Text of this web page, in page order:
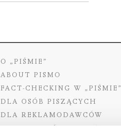
O „PIŚMIE”
ABOUT PISMO
FACT-CHECKING W „PIŚMIE”
DLA OSÓB PISZĄCYCH
DLA REKLAMODAWCÓW